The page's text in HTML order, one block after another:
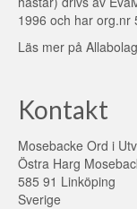
1996 och har org.nr
Läs mer på Allabolag
Kontakt
Mosebacke Ord i
Östra Harg
585 91 Linköping
Sverige